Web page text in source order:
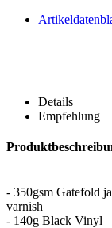
Details
Empfehlung
- 350gsm Gatefold
varnish
- 140g Black Vinyl